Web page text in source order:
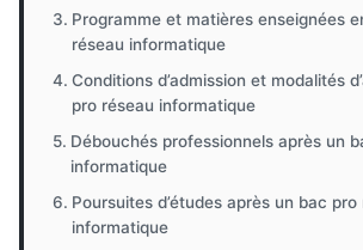
Programme et matières enseignées
réseau informatique
Conditions d’admission et modalités
pro réseau informatique
Débouchés professionnels après un
informatique
Poursuites d’études après un bac pro
informatique